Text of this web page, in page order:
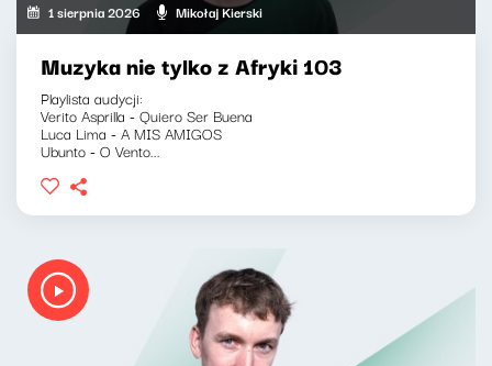
1 sierpnia 2026 Mikołaj Kierski
Muzyka nie tylko z Afryki 103
Playlista audycji:
Verito Asprilla - Quiero Ser Buena
Luca Lima - A MIS AMIGOS
Ubunto - O Vento...